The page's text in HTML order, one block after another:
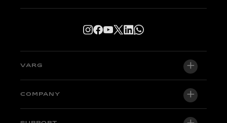
VARG
VARG EX
COMPANY